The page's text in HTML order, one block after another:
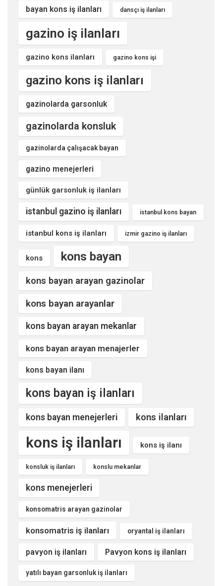
bayan kons iş ilanları dansçı iş ilanları
gazino iş ilanları
gazino kons ilanları gazino kons işi
gazino kons iş ilanları
gazinolarda garsonluk
gazinolarda konsluk
gazinolarda çalışacak bayan
gazino menejerleri
günlük garsonluk iş ilanları
istanbul gazino iş ilanları istanbul kons bayan
istanbul kons iş ilanları izmir gazino iş ilanları
kons kons bayan
kons bayan arayan gazinolar
kons bayan arayanlar
kons bayan arayan mekanlar
kons bayan arayan menajerler
kons bayan ilanı
kons bayan iş ilanları
kons bayan menejerleri kons ilanları
kons iş ilanları kons iş ilanı
konsluk iş ilanları konslu mekanlar
kons menejerleri
konsomatris arayan gazinolar
konsomatris iş ilanları oryantal iş ilanları
pavyon iş ilanları Pavyon kons iş ilanları
yatılı bayan garsonluk iş ilanları